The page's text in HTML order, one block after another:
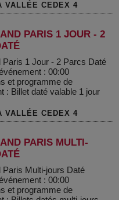
VALLÉE CEDEX 4
PARIS 1 JOUR - 2
Paris 1 Jour - 2 Parcs Daté
: 00:00
et programme de
: Billet daté valable 1 jour
VALLÉE CEDEX 4
PARIS MULTI-
Paris Multi-jours Daté
: 00:00
et programme de